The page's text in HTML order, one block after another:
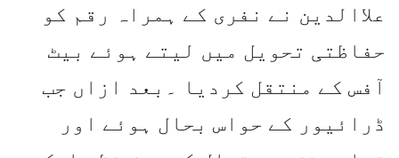
علاالدین نے نفری کے ہمراہ رقم کو
حفاظتی تحویل میں لیتے ہوئے بیٹ
آفس کے منتقل کردیا ۔بعد ازاں جب
ڈرائیور کے حواس بحال ہوئے اور